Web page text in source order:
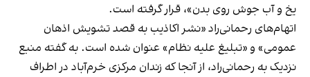
یخ و آب جوش روی بدن»، قرار گرفته است.
اتهام‌های رحمانی‌راد «نشر اکاذیب به قصد تشویش اذهان
عمومی» و «تبلیغ علیه نظام» عنوان شده است. به گفته منبع
نزدیک به رحمانی‌راد، از آنجا که زندان مرکزی خرم‌آباد در اطراف